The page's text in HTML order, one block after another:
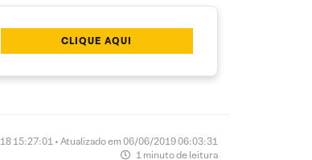
CLIQUE AQUI
15:27:01 • Atualizado em 06/06/2019 06:03:31
1 minuto de leitura